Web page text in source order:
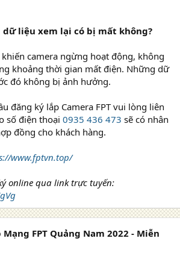
liệu xem lại có bị mất không?
camera ngừng hoạt động, không
khoảng thời gian mất điện. Những dữ
đó không bị ảnh hưởng.
đăng ký lắp Camera FPT vui lòng liên
số điện thoại 0935 436 473 sẽ có nhân
đồng cho khách hàng.
www.fptvn.top/
online qua link trực tuyến:
Mạng FPT Quảng Nam 2022 - Miễn